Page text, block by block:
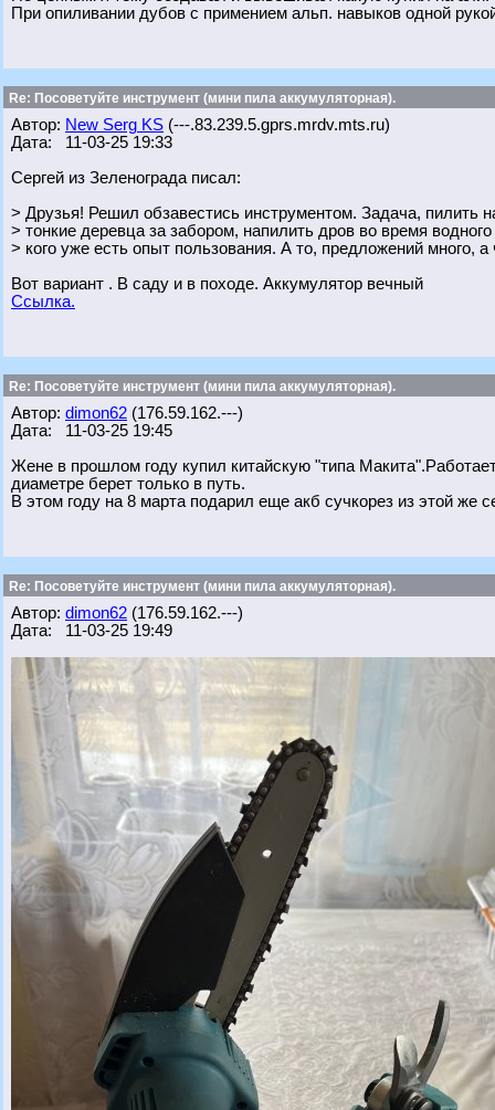
При опиливании дубов с примением альп. навыков одной
Re: Посоветуйте инструмент (мини пила аккумуляторная).
Автор: New Serg KS (---.83.239.5.gprs.mrdv.mts.ru)
Дата: 11-03-25 19:33
Сергей из Зеленограда писал:
> Друзья! Решил обзавестись инструментом. Задача, пилить
> тонкие деревца за забором, напилить дров во время
> кого уже есть опыт пользования. А то, предложений много,
Вот вариант . В саду и в походе. Аккумулятор вечный
Ссылка.
Re: Посоветуйте инструмент (мини пила аккумуляторная).
Автор: dimon62 (176.59.162.---)
Дата: 11-03-25 19:45
Жене в прошлом году купил китайскую "типа
диаметре берет только в путь.
В этом году на 8 марта подарил еще акб сучкорез из этой же
Re: Посоветуйте инструмент (мини пила аккумуляторная).
Автор: dimon62 (176.59.162.---)
Дата: 11-03-25 19:49